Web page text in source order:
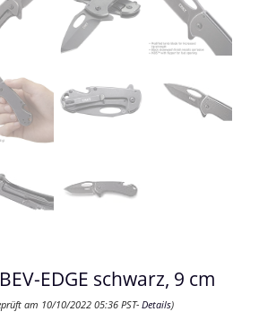
EDGE schwarz, 9 cm
am 10/10/2022 05:36 PST- Details)